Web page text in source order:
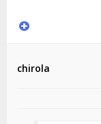
chirola